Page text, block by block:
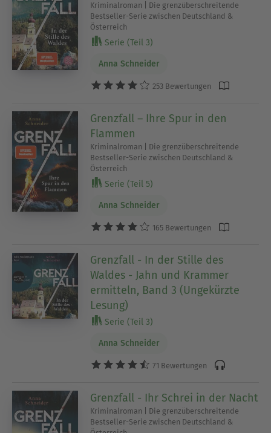
Kriminalroman | Die grenzüberschreitende
Bestseller-Serie zwischen Deutschland &
Österreich
Serie (Teil 3)
Anna Schneider
253 Bewertungen
Grenzfall – Ihre Spur in den
Flammen
Kriminalroman | Die grenzüberschreitende
Bestseller-Serie zwischen Deutschland &
Österreich
Serie (Teil 5)
Anna Schneider
165 Bewertungen
Grenzfall - In der Stille des
Waldes - Jahn und Krammer
ermitteln, Band 3 (Ungekürzte
Lesung)
Serie (Teil 3)
Anna Schneider
71 Bewertungen
Grenzfall - Ihr Schrei in der Nacht
Kriminalroman | Die grenzüberschreitende
Bestseller-Serie zwischen Deutschland &